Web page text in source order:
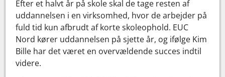
Efter et halvt år på skole skal de tage resten af
uddannelsen i en virksomhed, hvor de arbejder på
fuld tid kun afbrudt af korte skoleophold. EUC
Nord kører uddannelsen på sjette år, og ifølge Kim
Bille har det været en overvældende succes indtil
videre.